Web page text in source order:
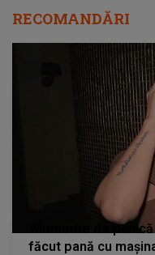
RECOMANDĂRI
Momente de
făcut pană cu